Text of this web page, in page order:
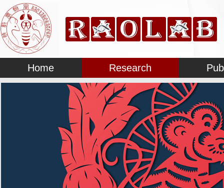
Home Research